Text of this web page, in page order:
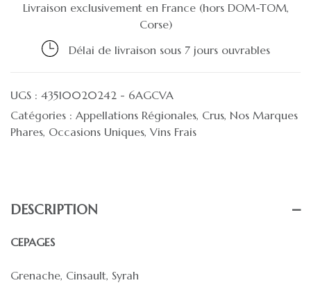
Livraison exclusivement en France (hors DOM-TOM,
Corse)
Délai de livraison sous 7 jours ouvrables
UGS : 43510020242 - 6AGCVA
Catégories : Appellations Régionales, Crus, Nos Marques
Phares, Occasions Uniques, Vins Frais
DESCRIPTION
CEPAGES
Grenache, Cinsault, Syrah